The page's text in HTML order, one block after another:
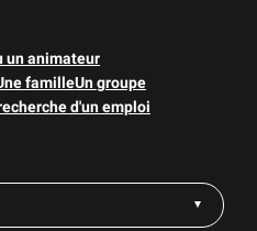
un animateur
familleUn groupe
d'un emploi